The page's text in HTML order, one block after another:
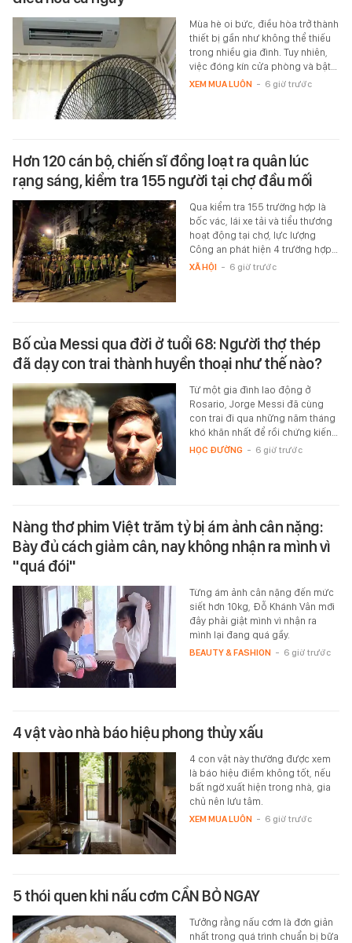
Mùa hè oi bức, điều hòa trở thành
thiết bị gần như không thể thiếu
trong nhiều gia đình. Tuy nhiên,
việc đóng kín cửa phòng và bật…
XEM MUA LUÔN - 6 giờ trước
Hơn 120 cán bộ, chiến sĩ đồng loạt ra quân lúc
rạng sáng, kiểm tra 155 người tại chợ đầu mối
Qua kiểm tra 155 trường hợp là
bốc vác, lái xe tải và tiểu thương
hoạt động tại chợ, lực lượng
Công an phát hiện 4 trường hợp…
XÃ HỘI - 6 giờ trước
Bố của Messi qua đời ở tuổi 68: Người thợ thép
đã dạy con trai thành huyền thoại như thế nào?
Từ một gia đình lao động ở
Rosario, Jorge Messi đã cùng
con trai đi qua những năm tháng
khó khăn nhất để rồi chứng kiến…
HỌC ĐƯỜNG - 6 giờ trước
Nàng thơ phim Việt trăm tỷ bị ám ảnh cân nặng:
Bày đủ cách giảm cân, nay không nhận ra mình vì
"quá đói"
Từng ám ảnh cân nặng đến mức
siết hơn 10kg, Đỗ Khánh Vân mới
đây phải giật mình vì nhận ra
mình lại đang quá gầy.
BEAUTY & FASHION - 6 giờ trước
4 vật vào nhà báo hiệu phong thủy xấu
4 con vật này thường được xem
là báo hiệu điềm không tốt, nếu
bất ngờ xuất hiện trong nhà, gia
chủ nên lưu tâm.
XEM MUA LUÔN - 6 giờ trước
5 thói quen khi nấu cơm CẦN BỎ NGAY
Tưởng rằng nấu cơm là đơn giản
nhất trong quá trình chuẩn bị bữa